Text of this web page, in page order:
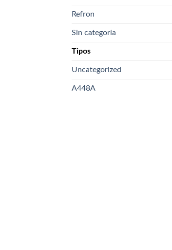
Refron
Sin categoría
Tipos
Uncategorized
A448A